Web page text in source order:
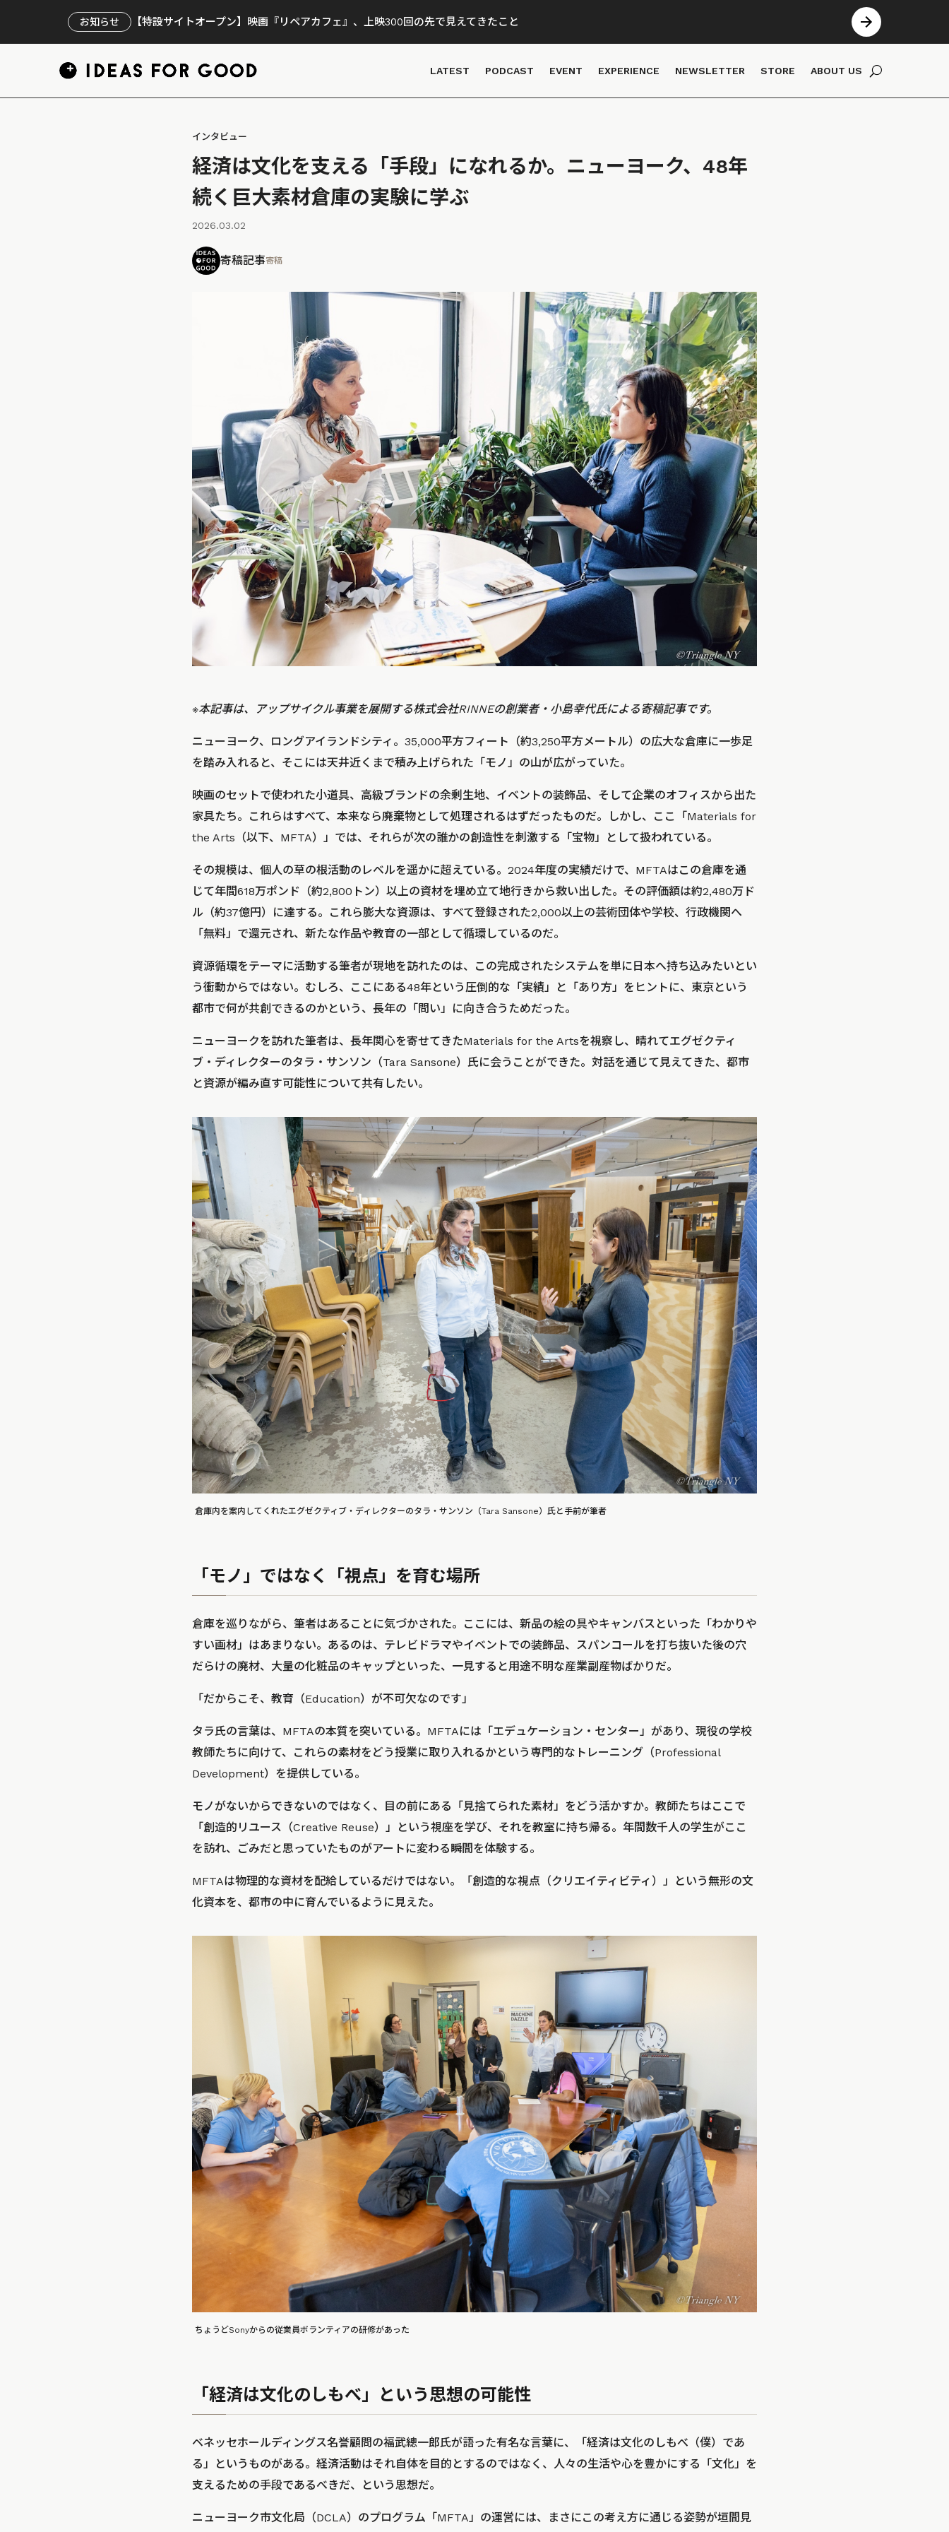
お知らせ 【特設サイトオープン】映画『リペアカフェ』、上映300回の先で見えてきたこと
LATEST PODCAST EVENT EXPERIENCE NEWSLETTER STORE ABOUT US
インタビュー
経済は文化を支える「手段」になれるか。ニューヨーク、48年
続く巨大素材倉庫の実験に学ぶ
2026.03.02
寄稿記事寄稿
※本記事は、アップサイクル事業を展開する株式会社RINNEの創業者・小島幸代氏による寄稿記事です。
ニューヨーク、ロングアイランドシティ。35,000平方フィート（約3,250平方メートル）の広大な倉庫に一歩足
を踏み入れると、そこには天井近くまで積み上げられた「モノ」の山が広がっていた。
映画のセットで使われた小道具、高級ブランドの余剰生地、イベントの装飾品、そして企業のオフィスから出た
家具たち。これらはすべて、本来なら廃棄物として処理されるはずだったものだ。しかし、ここ「Materials for
the Arts（以下、MFTA）」では、それらが次の誰かの創造性を刺激する「宝物」として扱われている。
その規模は、個人の草の根活動のレベルを遥かに超えている。2024年度の実績だけで、MFTAはこの倉庫を通
じて年間618万ポンド（約2,800トン）以上の資材を埋め立て地行きから救い出した。その評価額は約2,480万ド
ル（約37億円）に達する。これら膨大な資源は、すべて登録された2,000以上の芸術団体や学校、行政機関へ
「無料」で還元され、新たな作品や教育の一部として循環しているのだ。
資源循環をテーマに活動する筆者が現地を訪れたのは、この完成されたシステムを単に日本へ持ち込みたいとい
う衝動からではない。むしろ、ここにある48年という圧倒的な「実績」と「あり方」をヒントに、東京という
都市で何が共創できるのかという、長年の「問い」に向き合うためだった。
ニューヨークを訪れた筆者は、長年関心を寄せてきたMaterials for the Artsを視察し、晴れてエグゼクティ
ブ・ディレクターのタラ・サンソン（Tara Sansone）氏に会うことができた。対話を通じて見えてきた、都市
と資源が編み直す可能性について共有したい。
倉庫内を案内してくれたエグゼクティブ・ディレクターのタラ・サンソン（Tara Sansone）氏と手前が筆者
「モノ」ではなく「視点」を育む場所
倉庫を巡りながら、筆者はあることに気づかされた。ここには、新品の絵の具やキャンバスといった「わかりや
すい画材」はあまりない。あるのは、テレビドラマやイベントでの装飾品、スパンコールを打ち抜いた後の穴
だらけの廃材、大量の化粧品のキャップといった、一見すると用途不明な産業副産物ばかりだ。
「だからこそ、教育（Education）が不可欠なのです」
タラ氏の言葉は、MFTAの本質を突いている。MFTAには「エデュケーション・センター」があり、現役の学校
教師たちに向けて、これらの素材をどう授業に取り入れるかという専門的なトレーニング（Professional
Development）を提供している。
モノがないからできないのではなく、目の前にある「見捨てられた素材」をどう活かすか。教師たちはここで
「創造的リユース（Creative Reuse）」という視座を学び、それを教室に持ち帰る。年間数千人の学生がここ
を訪れ、ごみだと思っていたものがアートに変わる瞬間を体験する。
MFTAは物理的な資材を配給しているだけではない。「創造的な視点（クリエイティビティ）」という無形の文
化資本を、都市の中に育んでいるように見えた。
ちょうどSonyからの従業員ボランティアの研修があった
「経済は文化のしもべ」という思想の可能性
ベネッセホールディングス名誉顧問の福武總一郎氏が語った有名な言葉に、「経済は文化のしもべ（僕）であ
る」というものがある。経済活動はそれ自体を目的とするのではなく、人々の生活や心を豊かにする「文化」を
支えるための手段であるべきだ、という思想だ。
ニューヨーク市文化局（DCLA）のプログラム「MFTA」の運営には、まさにこの考え方に通じる姿勢が垣間見